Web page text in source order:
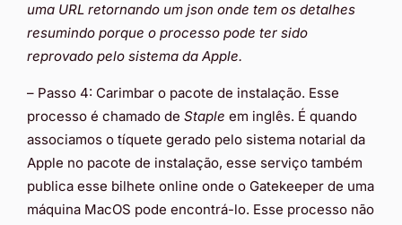
uma URL retornando um json onde tem os detalhes
resumindo porque o processo pode ter sido
reprovado pelo sistema da Apple.
– Passo 4: Carimbar o pacote de instalação. Esse
processo é chamado de Staple em inglês. É quando
associamos o tíquete gerado pelo sistema notarial da
Apple no pacote de instalação, esse serviço também
publica esse bilhete online onde o Gatekeeper de uma
máquina MacOS pode encontrá-lo. Esse processo não